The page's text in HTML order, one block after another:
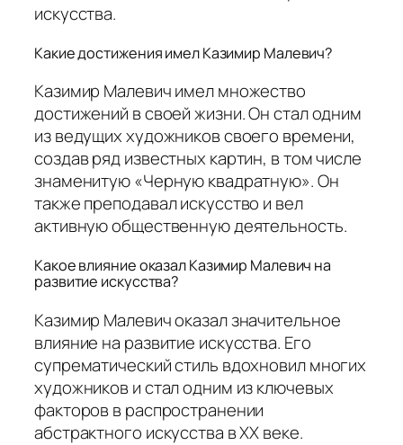
искусства.
Какие достижения имел Казимир Малевич?
Казимир Малевич имел множество
достижений в своей жизни. Он стал одним
из ведущих художников своего времени,
создав ряд известных картин, в том числе
знаменитую «Черную квадратную». Он
также преподавал искусство и вел
активную общественную деятельность.
Какое влияние оказал Казимир Малевич на
развитие искусства?
Казимир Малевич оказал значительное
влияние на развитие искусства. Его
супрематический стиль вдохновил многих
художников и стал одним из ключевых
факторов в распространении
абстрактного искусства в XX веке.